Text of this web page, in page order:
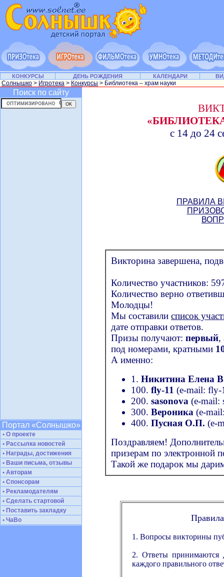
КОНКУРСЫ ДЕНЬ РОЖДЕНИЯ КАЛЕНДАРИ
Солнышко > Игротека > Конкурсы > Библиотека – храм науки
Поиск по сайту
Портал «Солнышко»
• О проекте
• Рассылка новостей
• Награды, достижения
• Ваши письма, отзывы
• Авторам
• Спонсорам
• Рекламодателям
• Сделать стартовой
• Поставить закладку
• ЧаВо
с 14 до 24
ПРАВИЛА
Викторина завершена,
Количество участников:
Количество верно
Молодцы!
Мы составили список
дате отправки ответов.
Призы получают: первый,
под номерами, кратными
А именно:
1. Никитина Елена
100. fly-11 (e-mail: fly-
200. sasonova (e-mail:
300. Вероника (e-
400. Пусная О.П. (e-
Поздравляем!
призерам по электронной
Такой же подарок мы
1. Вопросы викторины
2. Ответы принимаются
каждого правильного